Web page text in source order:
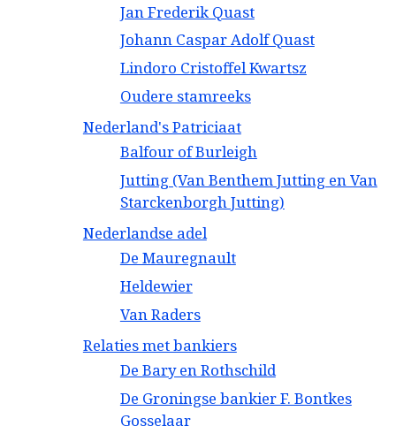
Jan Frederik Quast
Johann Caspar Adolf Quast
Lindoro Cristoffel Kwartsz
Oudere stamreeks
Nederland's Patriciaat
Balfour of Burleigh
Jutting (Van Benthem Jutting en Van
Starckenborgh Jutting)
Nederlandse adel
De Mauregnault
Heldewier
Van Raders
Relaties met bankiers
De Bary en Rothschild
De Groningse bankier F. Bontkes
Gosselaar